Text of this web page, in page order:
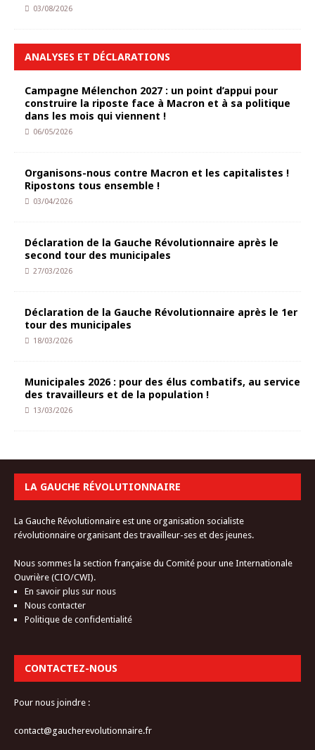
03/08/2026
ANALYSES ET DÉCLARATIONS
Campagne Mélenchon 2027 : un point d’appui pour
construire la riposte face à Macron et à sa politique
dans les mois qui viennent !
06/05/2026
Organisons-nous contre Macron et les capitalistes !
Ripostons tous ensemble !
03/04/2026
Déclaration de la Gauche Révolutionnaire après le
second tour des municipales
27/03/2026
Déclaration de la Gauche Révolutionnaire après le 1er
tour des municipales
18/03/2026
Municipales 2026 : pour des élus combatifs, au service
des travailleurs et de la population !
13/03/2026
LA GAUCHE RÉVOLUTIONNAIRE
La Gauche Révolutionnaire est une organisation socialiste
révolutionnaire organisant des travailleur-ses et des jeunes.
Nous sommes la section française du Comité pour une Internationale
Ouvrière (CIO/CWI).
En savoir plus sur nous
Nous contacter
Politique de confidentialité
CONTACTEZ-NOUS
Pour nous joindre :
contact@gaucherevolutionnaire.fr